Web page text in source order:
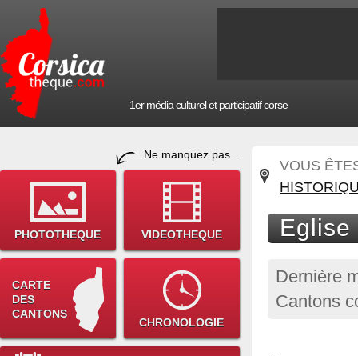
1er média culturel et participatif corse
Ne manquez pas...
PHOTOTHEQUE VIDEOTHEQUE
CARTE
DES
CANTONS
CHRONOLOGIE
VOUS
Eglise
Dernière
Cantons